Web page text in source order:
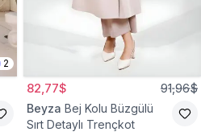
2
82,77$ 91,96$
Beyza Bej Kolu Büzgülü
Sırt Detaylı Trençkot